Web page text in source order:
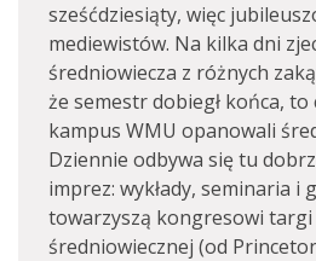
sześćdziesiąty, więc
mediewistów. Na kilka dni
średniowiecza z różnych
że semestr dobiegł końca, to
kampus WMU opanowali
Dziennie odbywa się tu
imprez: wykłady, seminaria i
towarzyszą kongresowi targi
średniowiecznej (od